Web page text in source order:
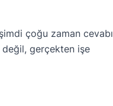
çoğu zaman cevabı
gerçekten işe